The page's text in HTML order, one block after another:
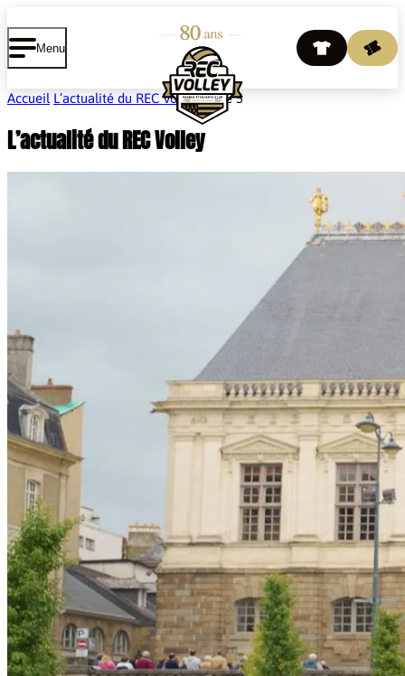
Menu
Accueil L’actualité du REC Volley Page 5
L’actualité du REC Volley